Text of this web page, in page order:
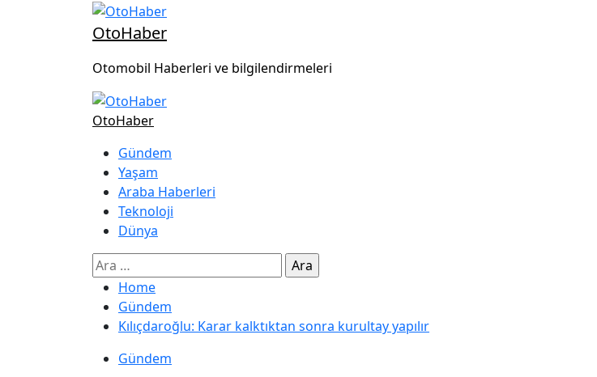
OtoHaber
Otomobil Haberleri ve bilgilendirmeleri
OtoHaber
Gündem
Yaşam
Araba Haberleri
Teknoloji
Dünya
Home
Gündem
Kılıçdaroğlu: Karar kalktıktan sonra kurultay yapılır
Gündem